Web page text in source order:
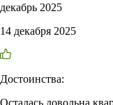
декабрь 2025
14 декабря 2025
Достоинства:
Осталась довольна